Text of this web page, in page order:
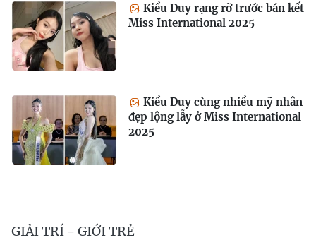
Kiều Duy rạng rỡ trước bán kết
Miss International 2025
Kiều Duy cùng nhiều mỹ nhân
đẹp lộng lẫy ở Miss International
2025
GIẢI TRÍ - GIỚI TRẺ